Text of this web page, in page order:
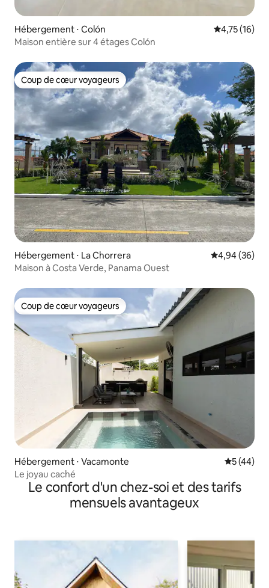
Hébergement ⋅ Colón Évaluation
4,75 (16)
Maison entière sur 4 étages Colón
Coup de cœur voyageurs
Coup de cœur voyageurs
Hébergement ⋅ La Chorrera Évaluation
4,94 (36)
Maison à Costa Verde, Panama Ouest
Coup de cœur voyageurs
Coup de cœur voyageurs
Hébergement ⋅ Vacamonte
5 (44)
Le joyau caché
Le confort d'un chez-soi et des tarifs
mensuels avantageux